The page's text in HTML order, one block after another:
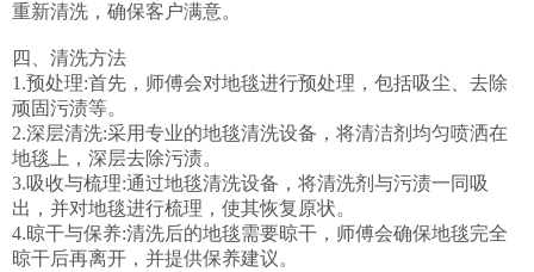
重新清洗，确保客户满意。
四、清洗方法
1.预处理:首先，师傅会对地毯进行预处理，包括吸尘、去除
顽固污渍等。
2.深层清洗:采用专业的地毯清洗设备，将清洁剂均匀喷洒在
地毯上，深层去除污渍。
3.吸收与梳理:通过地毯清洗设备，将清洗剂与污渍一同吸
出，并对地毯进行梳理，使其恢复原状。
4.晾干与保养:清洗后的地毯需要晾干，师傅会确保地毯完全
晾干后再离开，并提供保养建议。